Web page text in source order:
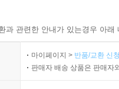
과 관련한 안내가 있는경우 아
마이페이지 > 반품/교환 신
판매자 배송 상품은 판매자